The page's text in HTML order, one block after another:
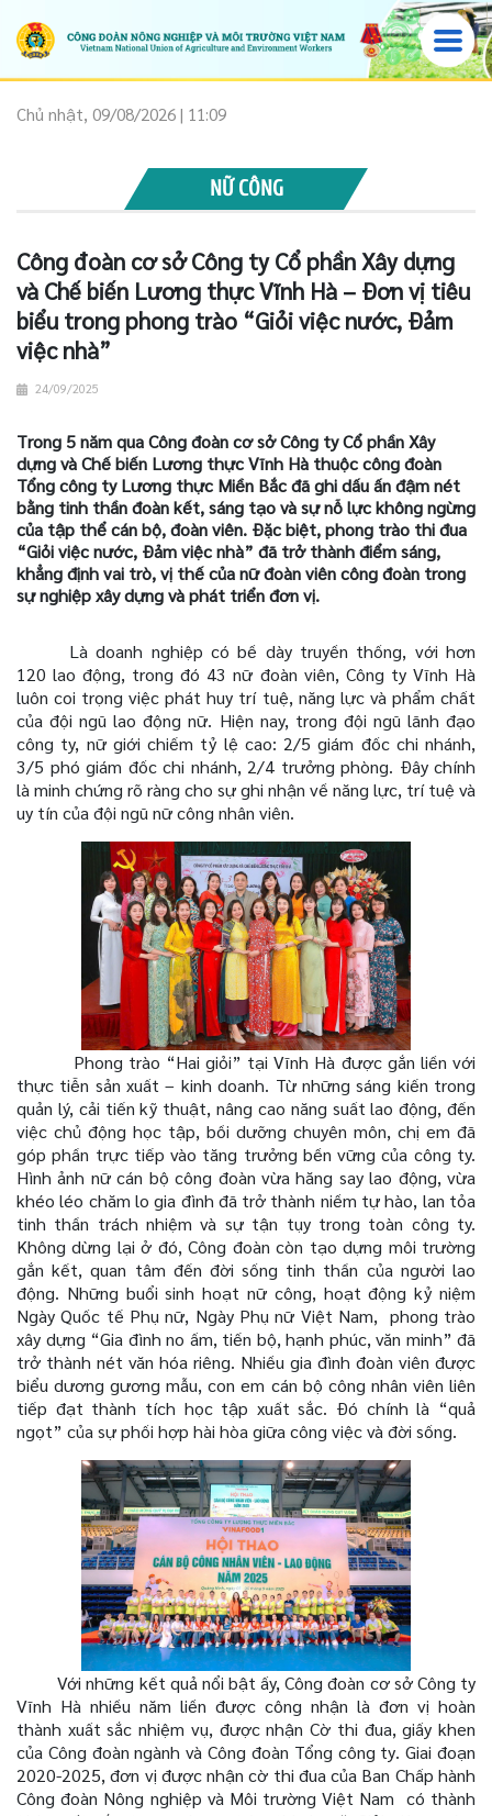
Chủ nhật, 09/08/2026 | 11:09
NỮ CÔNG
Công đoàn cơ sở Công ty Cổ phần Xây dựng
và Chế biến Lương thực Vĩnh Hà – Đơn vị tiêu
biểu trong phong trào “Giỏi việc nước, Đảm
việc nhà”
24/09/2025
Trong 5 năm qua Công đoàn cơ sở Công ty Cổ phần Xây
dựng và Chế biến Lương thực Vĩnh Hà thuộc công đoàn
Tổng công ty Lương thực Miền Bắc đã ghi dấu ấn đậm nét
bằng tinh thần đoàn kết, sáng tạo và sự nỗ lực không ngừng
của tập thể cán bộ, đoàn viên. Đặc biệt, phong trào thi đua
“Giỏi việc nước, Đảm việc nhà” đã trở thành điểm sáng,
khẳng định vai trò, vị thế của nữ đoàn viên công đoàn trong
sự nghiệp xây dựng và phát triển đơn vị.
Là doanh nghiệp có bề dày truyền thống, với hơn
120 lao động, trong đó 43 nữ đoàn viên, Công ty Vĩnh Hà
luôn coi trọng việc phát huy trí tuệ, năng lực và phẩm chất
của đội ngũ lao động nữ. Hiện nay, trong đội ngũ lãnh đạo
công ty, nữ giới chiếm tỷ lệ cao: 2/5 giám đốc chi nhánh,
3/5 phó giám đốc chi nhánh, 2/4 trưởng phòng. Đây chính
là minh chứng rõ ràng cho sự ghi nhận về năng lực, trí tuệ và
uy tín của đội ngũ nữ công nhân viên.
Phong trào “Hai giỏi” tại Vĩnh Hà được gắn liền với
thực tiễn sản xuất – kinh doanh. Từ những sáng kiến trong
quản lý, cải tiến kỹ thuật, nâng cao năng suất lao động, đến
việc chủ động học tập, bồi dưỡng chuyên môn, chị em đã
góp phần trực tiếp vào tăng trưởng bền vững của công ty.
Hình ảnh nữ cán bộ công đoàn vừa hăng say lao động, vừa
khéo léo chăm lo gia đình đã trở thành niềm tự hào, lan tỏa
tinh thần trách nhiệm và sự tận tụy trong toàn công ty.
Không dừng lại ở đó, Công đoàn còn tạo dựng môi trường
gắn kết, quan tâm đến đời sống tinh thần của người lao
động. Những buổi sinh hoạt nữ công, hoạt động kỷ niệm
Ngày Quốc tế Phụ nữ, Ngày Phụ nữ Việt Nam, phong trào
xây dựng “Gia đình no ấm, tiến bộ, hạnh phúc, văn minh” đã
trở thành nét văn hóa riêng. Nhiều gia đình đoàn viên được
biểu dương gương mẫu, con em cán bộ công nhân viên liên
tiếp đạt thành tích học tập xuất sắc. Đó chính là “quả
ngọt” của sự phối hợp hài hòa giữa công việc và đời sống.
Với những kết quả nổi bật ấy, Công đoàn cơ sở Công ty
Vĩnh Hà nhiều năm liền được công nhận là đơn vị hoàn
thành xuất sắc nhiệm vụ, được nhận Cờ thi đua, giấy khen
của Công đoàn ngành và Công đoàn Tổng công ty. Giai đoạn
2020-2025, đơn vị được nhận cờ thi đua của Ban Chấp hành
Công đoàn Nông nghiệp và Môi trường Việt Nam có thành